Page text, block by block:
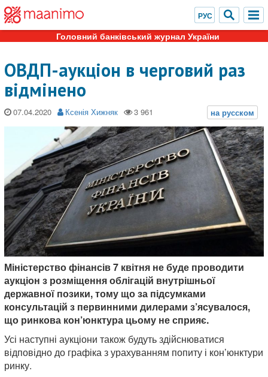
Головний банківський журнал України
ОВДП-аукціон в черговий раз
відмінено
07.04.2020 Ксенія Хижняк
Міністерство фінансів 7 квітня не буде проводити
аукціон з розміщення облігацій внутрішньої
державної позики, тому що за підсумками
консультацій з первинними дилерами з’ясувалося,
що ринкова кон’юнктура цьому не сприяє.
Усі наступні аукціони також будуть здійснюватися
відповідно до графіка з урахуванням попиту і кон’юнктури
ринку.